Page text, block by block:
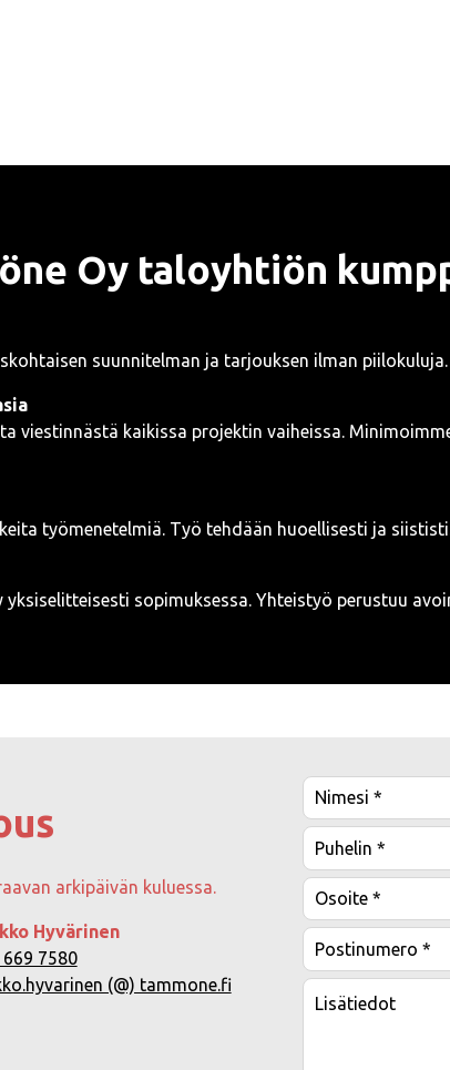
Oy taloyhtiön
suunnitelman ja tarjouksen ilman
viestinnästä kaikissa projektin vaiheissa.
työmenetelmiä. Työ tehdään huoellisesti ja siististi.
sopimuksessa. Yhteistyö perustuu
arkipäivän kuluessa.
Hyvärinen
669 7580
(@) tammone.fi